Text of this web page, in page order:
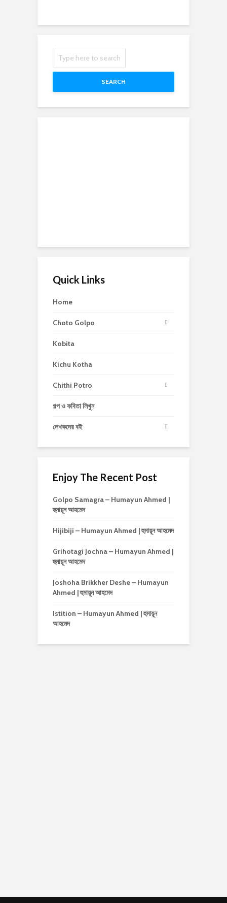
SEARCH
Quick Links
Home
Choto Golpo
Kobita
Kichu Kotha
Chithi Potro
গল্প ও কবিতা লিখুন
লেখকদের বই
Enjoy The Recent Post
Golpo Samagra – Humayun Ahmed |
হুমায়ূন আহমেদ
Hijibiji – Humayun Ahmed | হুমায়ূন আহমেদ
Grihotagi Jochna – Humayun Ahmed |
হুমায়ূন আহমেদ
Joshoha Brikkher Deshe – Humayun
Ahmed | হুমায়ূন আহমেদ
Istition – Humayun Ahmed | হুমায়ূন
আহমেদ